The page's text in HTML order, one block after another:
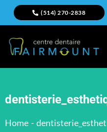
(514) 270-2838
Home -